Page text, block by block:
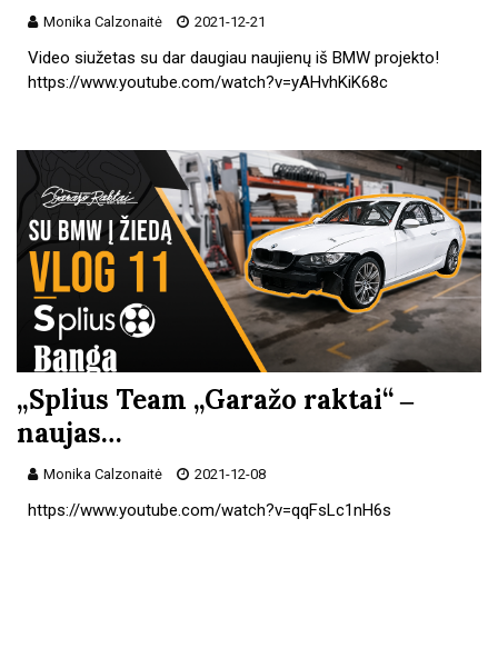
Monika Calzonaitė 2021-12-21
Video siužetas su dar daugiau naujienų iš BMW projekto!
https://www.youtube.com/watch?v=yAHvhKiK68c
„Splius Team „Garažo raktai“ ‒
naujas…
Monika Calzonaitė 2021-12-08
https://www.youtube.com/watch?v=qqFsLc1nH6s